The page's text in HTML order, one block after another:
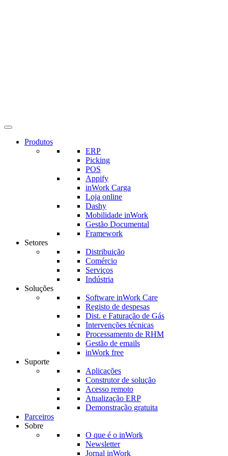
Produtos
ERP
Picking
POS
Appify
inWork Carga
Loja online
Dashy
Mobilidade inWork
Gestão Documental
Framework
Setores
Distribuição
Comércio
Serviços
Indústria
Soluções
Software inWork Care
Registo de despesas
Dist. e Faturação de Gás
Intervenções técnicas
Processamento de RHM
Gestão de emails
inWork free
Suporte
Aplicações
Construtor de solução
Acesso remoto
Atualização ERP
Demonstração gratuita
Parceiros
Sobre
O que é o inWork
Newsletter
Jornal inWork